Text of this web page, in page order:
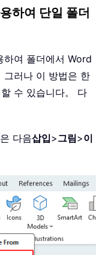
하여 단일 폴더
하여 폴더에서 Word
그러나 이 방법은 한
수 있습니다。 다
다음삽입>그림>이